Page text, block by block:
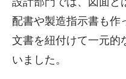
配書や製造指示書も作
文書を紐付けて一元的
いました。